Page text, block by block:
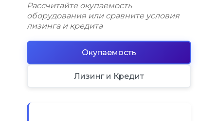
Рассчитайте окупаемость
оборудования или сравните условия
лизинга и кредита
Окупаемость
Лизинг и Кредит